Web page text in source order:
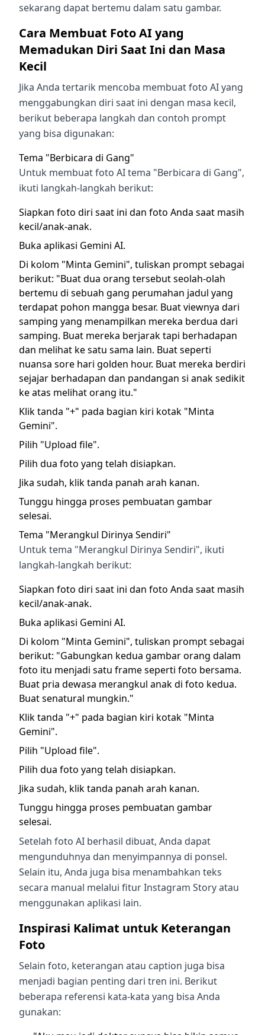
sekarang dapat bertemu dalam satu gambar.
Cara Membuat Foto AI yang
Memadukan Diri Saat Ini dan Masa
Kecil
Jika Anda tertarik mencoba membuat foto AI yang
menggabungkan diri saat ini dengan masa kecil,
berikut beberapa langkah dan contoh prompt
yang bisa digunakan:
Tema "Berbicara di Gang"
Untuk membuat foto AI tema "Berbicara di Gang",
ikuti langkah-langkah berikut:
Siapkan foto diri saat ini dan foto Anda saat masih
kecil/anak-anak.
Buka aplikasi Gemini AI.
Di kolom "Minta Gemini", tuliskan prompt sebagai
berikut: "Buat dua orang tersebut seolah-olah
bertemu di sebuah gang perumahan jadul yang
terdapat pohon mangga besar. Buat viewnya dari
samping yang menampilkan mereka berdua dari
samping. Buat mereka berjarak tapi berhadapan
dan melihat ke satu sama lain. Buat seperti
nuansa sore hari golden hour. Buat mereka berdiri
sejajar berhadapan dan pandangan si anak sedikit
ke atas melihat orang itu."
Klik tanda "+" pada bagian kiri kotak "Minta
Gemini".
Pilih "Upload file".
Pilih dua foto yang telah disiapkan.
Jika sudah, klik tanda panah arah kanan.
Tunggu hingga proses pembuatan gambar
selesai.
Tema "Merangkul Dirinya Sendiri"
Untuk tema "Merangkul Dirinya Sendiri", ikuti
langkah-langkah berikut:
Siapkan foto diri saat ini dan foto Anda saat masih
kecil/anak-anak.
Buka aplikasi Gemini AI.
Di kolom "Minta Gemini", tuliskan prompt sebagai
berikut: "Gabungkan kedua gambar orang dalam
foto itu menjadi satu frame seperti foto bersama.
Buat pria dewasa merangkul anak di foto kedua.
Buat senatural mungkin."
Klik tanda "+" pada bagian kiri kotak "Minta
Gemini".
Pilih "Upload file".
Pilih dua foto yang telah disiapkan.
Jika sudah, klik tanda panah arah kanan.
Tunggu hingga proses pembuatan gambar
selesai.
Setelah foto AI berhasil dibuat, Anda dapat
mengunduhnya dan menyimpannya di ponsel.
Selain itu, Anda juga bisa menambahkan teks
secara manual melalui fitur Instagram Story atau
menggunakan aplikasi lain.
Inspirasi Kalimat untuk Keterangan
Foto
Selain foto, keterangan atau caption juga bisa
menjadi bagian penting dari tren ini. Berikut
beberapa referensi kata-kata yang bisa Anda
gunakan: